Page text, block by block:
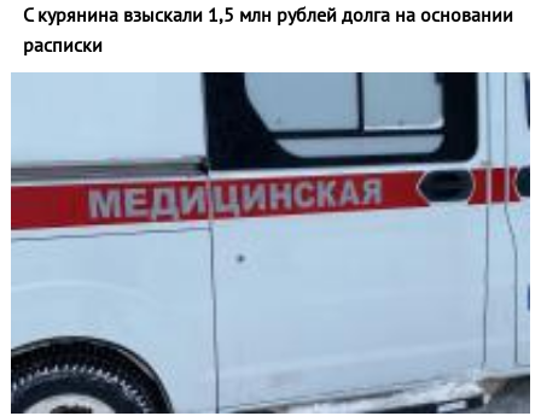
С курянина взыскали 1,5 млн рублей долга на основании
расписки